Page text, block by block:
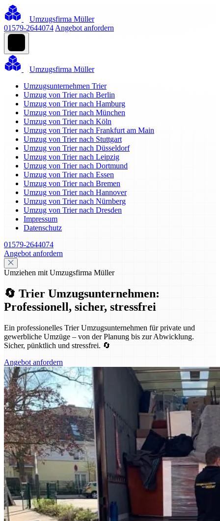
Umzugsfirma Müller
01579-2644074 Angebot anfordern
Umzugsfirma Müller
Umzugsunternehmen Trier
Umzug von Trier nach Berlin
Umzug von Trier nach Hamburg
Umzug von Trier nach München
Umzug von Trier nach Köln
Umzug von Trier nach Frankfurt am Main
Umzug von Trier nach Stuttgart
Umzug von Trier nach Düsseldorf
Umzug von Trier nach Leipzig
Umzug von Trier nach Dortmund
Umzug von Trier nach Essen
Umzug von Trier nach Bremen
Umzug von Trier nach Hannover
Umzug von Trier nach Nürnberg
Umzug von Trier nach Dresden
Impressum
Datenschutz
01579-2644074
Angebot anfordern
Umziehen mit Umzugsfirma Müller
🔄 Trier Umzugsunternehmen:
Professionell, sicher, stressfrei
Ein professionelles Trier Umzugsunternehmen für private und
gewerbliche Umzüge – von der Planung bis zur Abwicklung.
Sicher, pünktlich und stressfrei. 🔄
Angebot anfordern